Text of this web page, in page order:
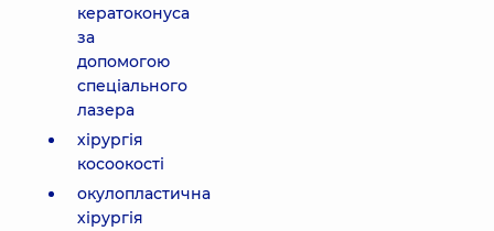
кератоконуса
за
допомогою
спеціального
лазера
хірургія
косоокості
окулопластична
хірургія